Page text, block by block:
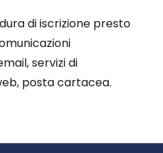
di iscrizione presto
servizi di
posta cartacea.